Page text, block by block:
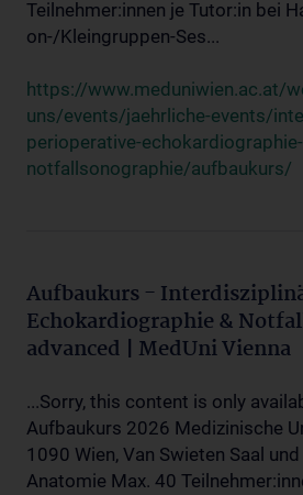
Teilnehmer:innen je Tutor:in bei
on-/Kleingruppen-Ses...
https://www.meduniwien.ac.at/
uns/events/jaehrliche-events/
perioperative-echokardiographie-
notfallsonographie/aufbaukurs/
Aufbaukurs -
Echokardiographie &
advanced | MedUni Vienna
...Sorry, this content is only
Aufbaukurs 2026 Medizinische
1090 Wien, Van Swieten Saal
Anatomie Max. 40